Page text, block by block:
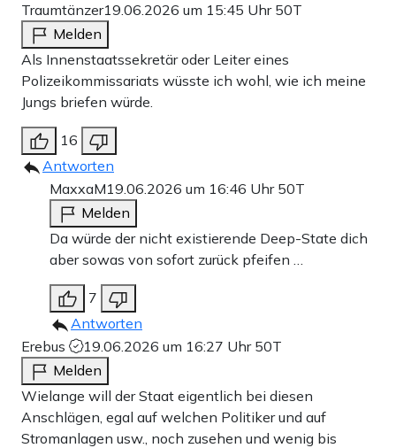
Traumtänzer19.06.2026 um 15:45 Uhr 50T
Melden
Als Innenstaatssekretär oder Leiter eines
Polizeikommissariats wüsste ich wohl, wie ich meine
Jungs briefen würde.
16
Antworten
MaxxaM19.06.2026 um 16:46 Uhr 50T
Melden
Da würde der nicht existierende Deep-State dich
aber sowas von sofort zurück pfeifen …
7
Antworten
Erebus
19.06.2026 um 16:27 Uhr 50T
Melden
Wielange will der Staat eigentlich bei diesen
Anschlägen, egal auf welchen Politiker und auf
Stromanlagen usw., noch zusehen und wenig bis